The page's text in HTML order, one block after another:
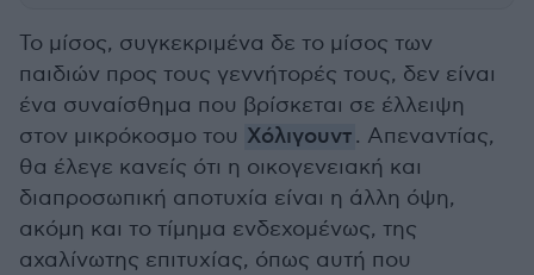
Το μίσος, συγκεκριμένα δε το μίσος των
παιδιών προς τους γεννήτορές τους, δεν είναι
ένα συναίσθημα που βρίσκεται σε έλλειψη
στον μικρόκοσμο του Χόλιγουντ. Απεναντίας,
θα έλεγε κανείς ότι η οικογενειακή και
διαπροσωπική αποτυχία είναι η άλλη όψη,
ακόμη και το τίμημα ενδεχομένως, της
αχαλίνωτης επιτυχίας, όπως αυτή που